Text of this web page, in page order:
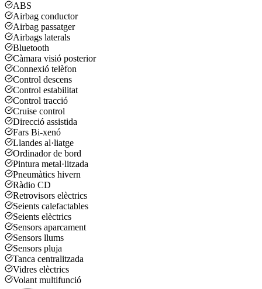
ABS
Airbag conductor
Airbag passatger
Airbags laterals
Bluetooth
Càmara visió posterior
Connexió telèfon
Control descens
Control estabilitat
Control tracció
Cruise control
Direcció assistida
Fars Bi-xenó
Llandes al·liatge
Ordinador de bord
Pintura metal·litzada
Pneumàtics hivern
Ràdio CD
Retrovisors elèctrics
Seients calefactables
Seients elèctrics
Sensors aparcament
Sensors llums
Sensors pluja
Tanca centralitzada
Vidres elèctrics
Volant multifunció